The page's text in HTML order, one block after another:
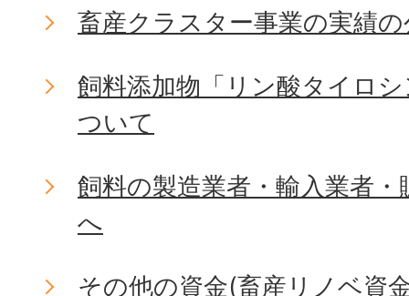
畜産クラスター事業の実績
飼料添加物「リン酸タイロ
ついて
飼料の製造業者・輸入業者
へ
その他の資金(畜産リノベ資